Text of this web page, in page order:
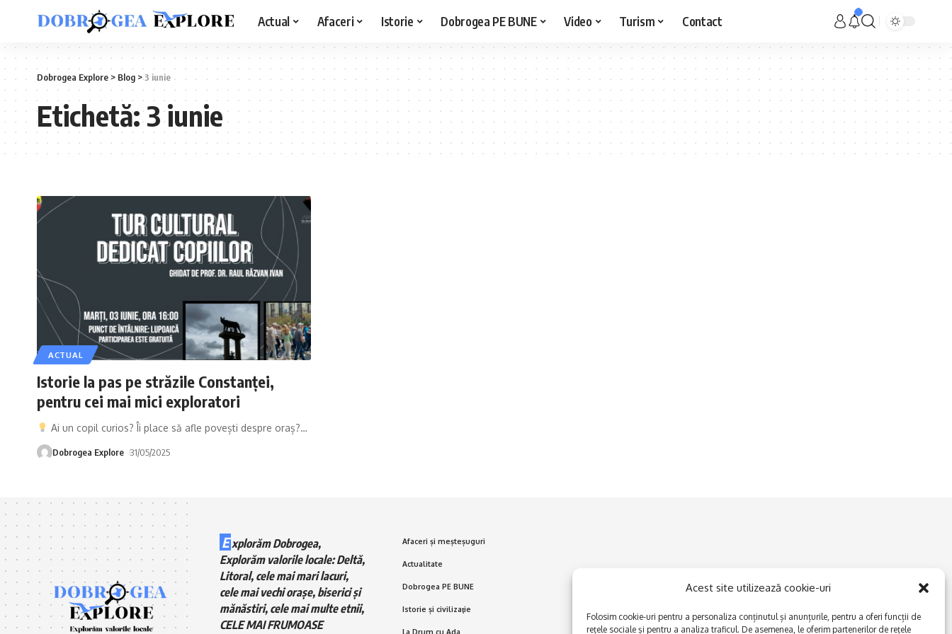
Acest site utilizează cookie-uri
Folosim cookie-uri pentru a personaliza conținutul și anunțurile, pentru a oferi funcții de
rețele sociale și pentru a analiza traficul. De asemenea, le oferim partenerilor de rețele
Actual Afaceri Istorie Dobrogea PE BUNE Video Turism Contact
Dobrogea Explore> Blog >3 iunie
Etichetă:3 iunie
ACTUAL
Istorie la pas pe străzile Constanței,
pentru cei mai mici exploratori
Ai un copil curios? Îi place să afle povești despre oraș?…
Dobrogea Explore 31/05/2025
E xplorăm Dobrogea,
Explorăm valorile locale: Deltă,
Litoral, cele mai mari lacuri,
cele mai vechi orașe, biserici și
mănăstiri, cele mai multe etnii,
CELE MAI FRUMOASE
Afaceri și meșteșuguri
Actualitate
Dobrogea PE BUNE
Istorie și civilizaţie
La Drum cu Ada